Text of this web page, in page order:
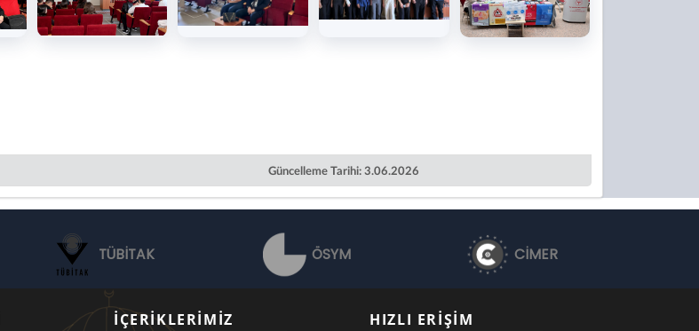
Güncelleme Tarihi: 3.06.2026
TÜBİTAK ÖSYM CİMER
İÇERIKLERIMIZ HIZLI ERIŞIM